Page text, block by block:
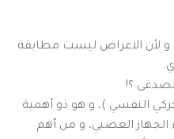
و لأن الاعراض ليست مطابقة
؟!
النفسي )، و هو ذو أهمية
العصبي، و من أهم